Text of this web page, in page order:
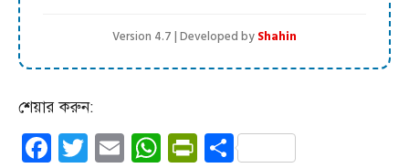
Version 4.7 | Developed byShahin
শেয়ার করুন:
Facebook
Twitter
EmailWhatsApp
PrintFriendly
Share